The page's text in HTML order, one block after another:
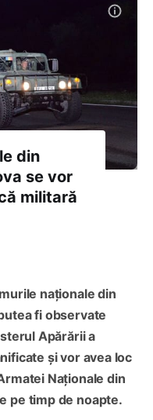
din
se vor
militară
naționale din
fi observate
Apărării a
și vor avea loc
Naționale din
pe timp de noapte.